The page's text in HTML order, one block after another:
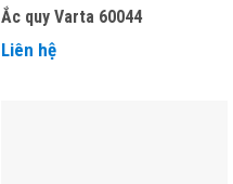
Ắc quy Varta 60044
Liên hệ